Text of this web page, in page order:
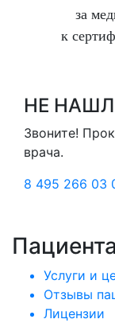
за
к
НЕ
Звоните!
врача.
8 495 266 03
Услуги и
Отзывы
Лицензии